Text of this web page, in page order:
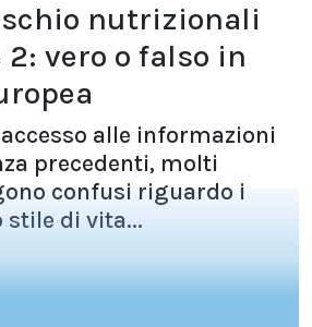
nutrizionali
vero o falso in
alle informazioni
precedenti, molti
confusi riguardo i
di vita...